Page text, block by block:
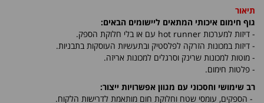
תיאור
גוף חימום איכותי המתאים ליישומים הבאים:
- דיזות למערכות hot runner עם או בלי חלוקת הספק.
- דיזות במכונות הזרקה לפלסטיק ובתעשיות העוסקות בתבניות.
- מוטות למכונות שרינק וסרגלים למכונות אריזה.
- פלטות חימום.
רב שימושי וחסכוני עם מגוון אפשרויות ייצור:
- הספקים, עומסי שטח וחלוקת חום מותאמת לדרישות הלקוח.